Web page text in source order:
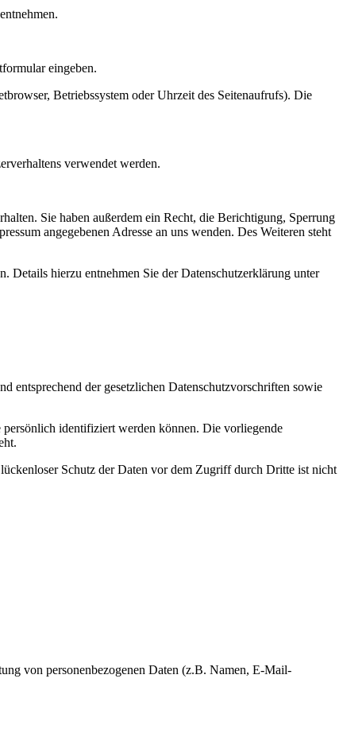
eingeben.
Betriebssystem oder Uhrzeit des Seitenaufrufs). Die
verwendet werden.
Sie haben außerdem ein Recht, die Berichtigung, Sperrung
angegebenen Adresse an uns wenden. Des Weiteren steht
Details hierzu entnehmen Sie der Datenschutzerklärung unter
entsprechend der gesetzlichen Datenschutzvorschriften sowie
persönlich identifiziert werden können. Die vorliegende
Schutz der Daten vor dem Zugriff durch Dritte ist nicht
von personenbezogenen Daten (z.B. Namen, E-Mail-